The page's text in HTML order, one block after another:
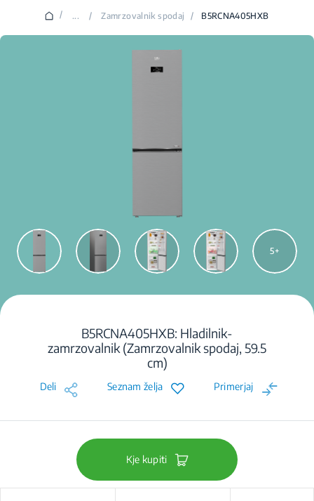
/ ... / Zamrzovalnik spodaj / B5RCNA405HXB
5
B5RCNA405HXB: Hladilnik-
zamrzovalnik (Zamrzovalnik spodaj, 59.5
cm)
Deli Seznam želja Primerjaj
Kje kupiti